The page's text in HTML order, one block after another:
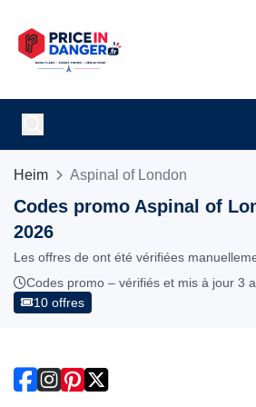
Heim Aspinal of London
Codes promo Aspinal of
2026
Les offres de ont été vérifiées
Codes promo – vérifiés et mis à jour 3
10 offres